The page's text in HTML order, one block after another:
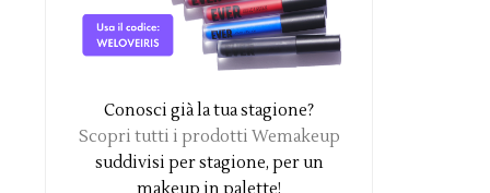
Conosci già la tua stagione?
Scopri tutti i prodotti Wemakeup
suddivisi per stagione, per un